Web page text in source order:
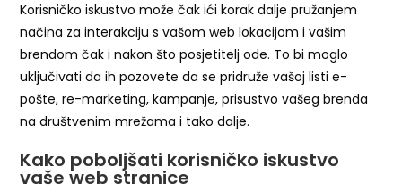
Korisničko iskustvo može čak ići korak dalje pružanjem
načina za interakciju s vašom web lokacijom i vašim
brendom čak i nakon što posjetitelj ode. To bi moglo
uključivati ​​da ih pozovete da se pridruže vašoj listi e-
pošte, re-marketing, kampanje, prisustvo vašeg brenda
na društvenim mrežama i tako dalje.
Kako poboljšati korisničko iskustvo
vaše web stranice